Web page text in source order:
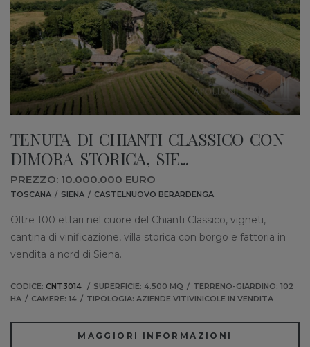
TENUTA DI CHIANTI CLASSICO CON
DIMORA STORICA, SIE...
PREZZO: 10.000.000 EURO
TOSCANA SIENA CASTELNUOVO BERARDENGA
Oltre 100 ettari nel cuore del Chianti Classico, vigneti,
cantina di vinificazione, villa storica con borgo e fattoria in
vendita a nord di Siena.
CODICE: CNT3014 SUPERFICIE: 4.500 MQ
TERRENO-GIARDINO: 102
HA
CAMERE: 14 TIPOLOGIA: AZIENDE VITIVINICOLE IN VENDITA
MAGGIORI INFORMAZIONI